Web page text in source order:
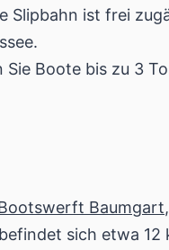
Slipbahn ist frei
Sie Boote bis zu 3
Baumgart
sich etwa